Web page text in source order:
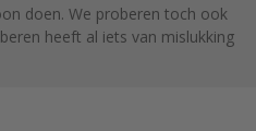
doen. We proberen toch ook
heeft al iets van mislukking